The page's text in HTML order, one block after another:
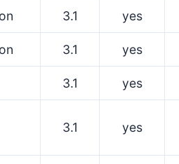
3.1 yes
3.1 yes
3.1 yes
3.1 yes